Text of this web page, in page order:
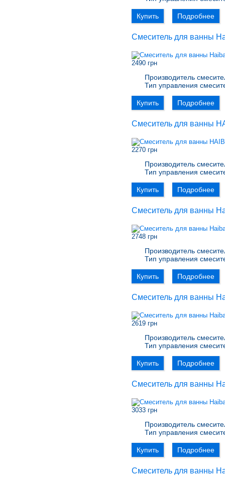
Купить Подробнее
Смеситель для ванны
2490 грн
Производитель
Тип управления
Купить Подробнее
Смеситель для ванны
2270 грн
Производитель
Тип управления
Купить Подробнее
Смеситель для ванны
2748 грн
Производитель
Тип управления
Купить Подробнее
Смеситель для ванны
2619 грн
Производитель
Тип управления
Купить Подробнее
Смеситель для ванны
3033 грн
Производитель
Тип управления
Купить Подробнее
Смеситель для ванны